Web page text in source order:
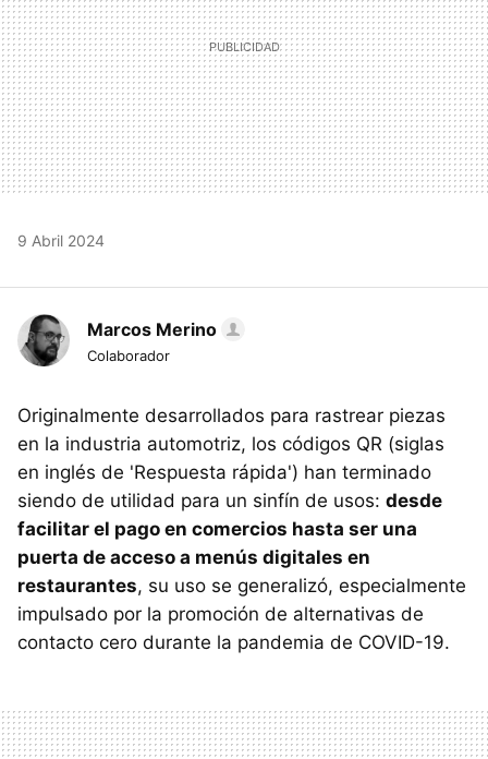
9 Abril 2024
Marcos Merino
Colaborador
Originalmente desarrollados para rastrear piezas
en la industria automotriz, los códigos QR (siglas
en inglés de 'Respuesta rápida') han terminado
siendo de utilidad para un sinfín de usos: desde
facilitar el pago en comercios hasta ser una
puerta de acceso a menús digitales en
restaurantes, su uso se generalizó, especialmente
impulsado por la promoción de alternativas de
contacto cero durante la pandemia de COVID-19.